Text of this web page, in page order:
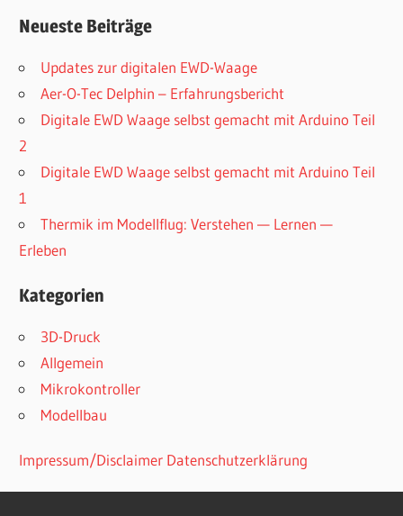
Neueste Beiträge
Updates zur digitalen EWD-Waage
Aer-O-Tec Delphin – Erfahrungsbericht
Digitale EWD Waage selbst gemacht mit Arduino Teil
2
Digitale EWD Waage selbst gemacht mit Arduino Teil
1
Thermik im Modellflug: Verstehen — Lernen —
Erleben
Kategorien
3D-Druck
Allgemein
Mikrokontroller
Modellbau
Impressum/Disclaimer Datenschutzerklärung